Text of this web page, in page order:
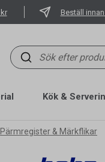
Beställ
Kök &
Pärmregister & Märkflikar